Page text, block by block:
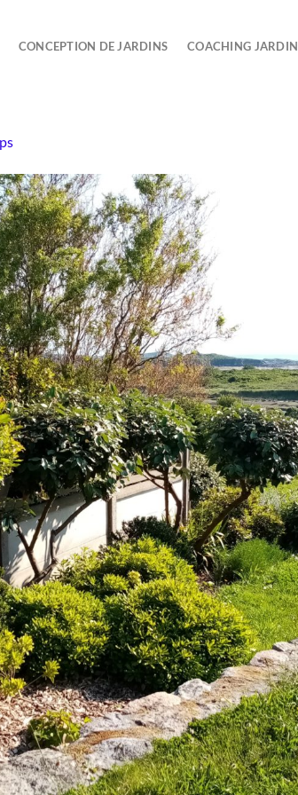
CONCEPTION DE JARDINS COACHING JARDIN